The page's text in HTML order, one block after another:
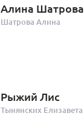
Алина Шатрова
Шатрова Алина
Рыжий Лис
Тынянских Елизавета